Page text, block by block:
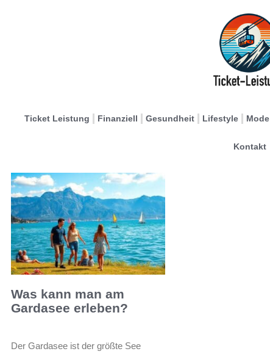
Ticket Leistung Finanziell Gesundheit Lifestyle Mode
Kontakt
Was kann man am
Gardasee erleben?
Der Gardasee ist der größte See